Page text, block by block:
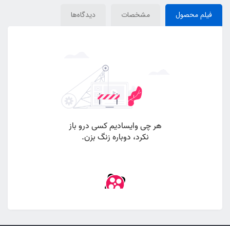
فیلم محصول مشخصات دیدگاه‌ها